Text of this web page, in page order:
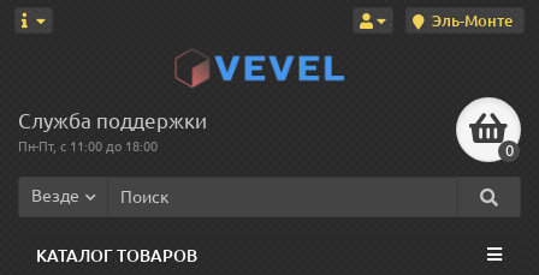
Эль-Монте
Служба поддержки
Пн-Пт, с 11:00 до 18:00 0
Везде
КАТАЛОГ ТОВАРОВ